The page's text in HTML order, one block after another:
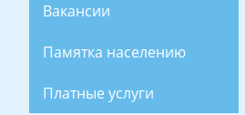
Вакансии
Памятка населению
Платные услуги